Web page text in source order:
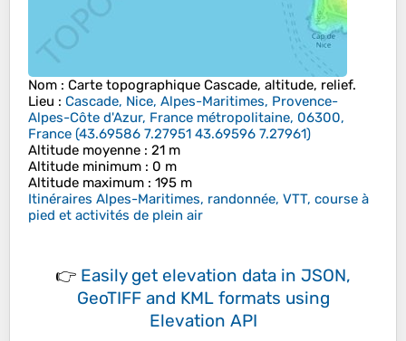
Nom : Carte topographique Cascade, altitude, relief.
Lieu : Cascade, Nice, Alpes-Maritimes, Provence-
Alpes-Côte d'Azur, France métropolitaine, 06300,
France (43.69586 7.27951 43.69596 7.27961)
Altitude moyenne : 21 m
Altitude minimum : 0 m
Altitude maximum : 195 m
Itinéraires Alpes-Maritimes, randonnée, VTT, course à
pied et activités de plein air
👉 Easily get elevation data in JSON,
GeoTIFF and KML formats using
Elevation API